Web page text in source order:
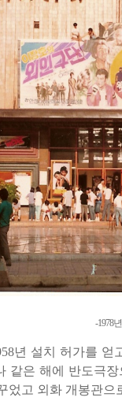
-1978
년 설치 허가를 얻
같은 해에 반도극
었고 외화 개봉관으